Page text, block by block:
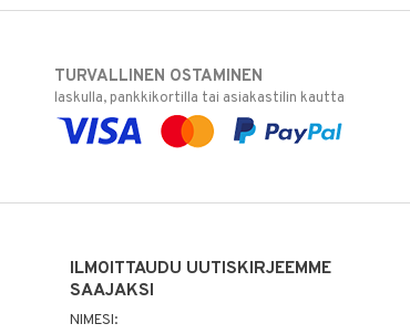
TURVALLINEN OSTAMINEN
laskulla, pankkikortilla tai asiakastilin kautta
ILMOITTAUDU UUTISKIRJEEMME
SAAJAKSI
NIMESI: